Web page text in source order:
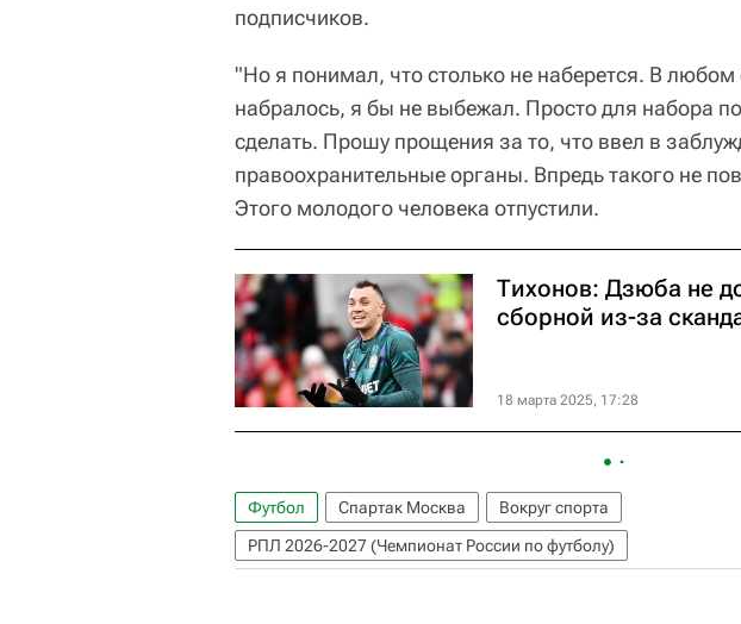
подписчиков.
"Но я понимал, что столько не наберется. В
набралось, я бы не выбежал. Просто для набора
сделать. Прошу прощения за то, что ввел в
правоохранительные органы. Впредь такого не
Этого молодого человека отпустили.
Тихонов: Дзюба не
сборной из-за
18 марта 2025, 17:28
Футбол Спартак Москва
Вокруг спорта
РПЛ 2026-2027 (Чемпионат России по футболу)